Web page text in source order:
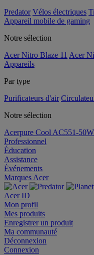
Predator Vélos électriques
Appareil mobile de gaming
Notre sélection
Acer Nitro Blaze 11 Acer
Appareils
Par type
Purificateurs d'air
Notre sélection
Acerpure Cool AC551-50W
Professionnel
Éducation
Assistance
Événements
Marques Acer
Acer ID
Mon profil
Mes produits
Enregistrer un produit
Ma communauté
Déconnexion
Connexion